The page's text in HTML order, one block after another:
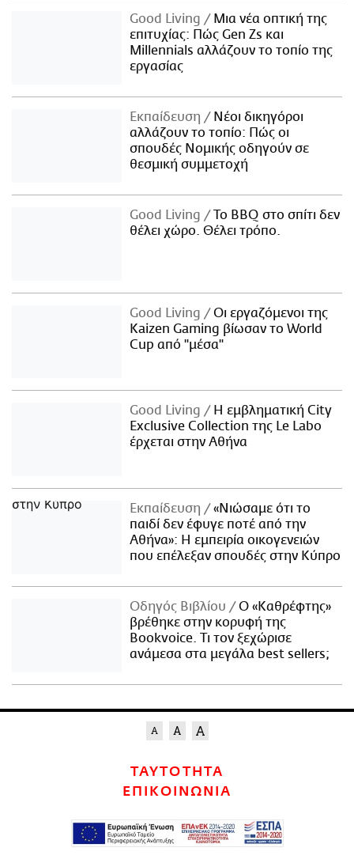
Good Living
Μια νέα οπτική της
επιτυχίας: Πώς Gen Zs και
Millennials αλλάζουν το τοπίο της
εργασίας
Εκπαίδευση
Νέοι δικηγόροι
αλλάζουν το τοπίο: Πώς οι
σπουδές Νομικής οδηγούν σε
θεσμική συμμετοχή
Good Living
Το BBQ στο σπίτι δεν
θέλει χώρο. Θέλει τρόπο.
Good Living
Οι εργαζόμενοι της
Kaizen Gaming βίωσαν το World
Cup από "μέσα"
Good Living
Η εμβληματική City
Exclusive Collection της Le Labo
έρχεται στην Αθήνα
Εκπαίδευση
«Νιώσαμε ότι το
παιδί δεν έφυγε ποτέ από την
Αθήνα»: Η εμπειρία οικογενειών
που επέλεξαν σπουδές στην Κύπρο
Οδηγός Βιβλίου
Ο «Καθρέφτης»
βρέθηκε στην κορυφή της
Bookvoice. Τι τον ξεχώρισε
ανάμεσα στα μεγάλα best sellers;
ΤΑΥΤΟΤΗΤΑ
ΕΠΙΚΟΙΝΩΝΙΑ